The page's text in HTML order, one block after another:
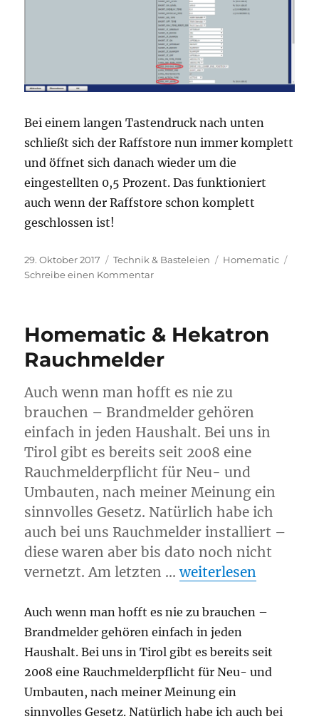
Bei einem langen Tastendruck nach unten
schließt sich der Raffstore nun immer komplett
und öffnet sich danach wieder um die
eingestellten 0,5 Prozent. Das funktioniert
auch wenn der Raffstore schon komplett
geschlossen ist!
Veröffentlicht
am
29. Oktober 2017 Kategorien
Technik & Basteleien Schlagwörter
Homematic
Schreibe einen Kommentarzu
Homematic & Hekatron
Rauchmelder
Auch wenn man hofft es nie zu
brauchen – Brandmelder gehören
einfach in jeden Haushalt. Bei uns in
Tirol gibt es bereits seit 2008 eine
Rauchmelderpflicht für Neu- und
Umbauten, nach meiner Meinung ein
sinnvolles Gesetz. Natürlich habe ich
auch bei uns Rauchmelder installiert –
diese waren aber bis dato noch nicht
vernetzt. Am letzten …„Homematic &
weiterlesen
Auch wenn man hofft es nie zu brauchen –
Brandmelder gehören einfach in jeden
Haushalt. Bei uns in Tirol gibt es bereits seit
2008 eine Rauchmelderpflicht für Neu- und
Umbauten, nach meiner Meinung ein
sinnvolles Gesetz. Natürlich habe ich auch bei